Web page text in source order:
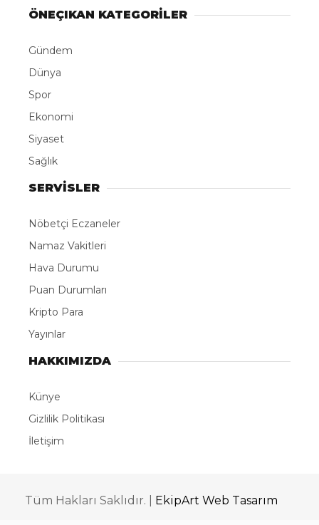
ÖNEÇIKAN KATEGORİLER
Gündem
Dünya
Spor
Ekonomi
Siyaset
Sağlık
SERVİSLER
Nöbetçi Eczaneler
Namaz Vakitleri
Hava Durumu
Puan Durumları
Kripto Para
Yayınlar
HAKKIMIZDA
Künye
Gizlilik Politikası
İletişim
Tüm Hakları Saklıdır. | EkipArt Web Tasarım